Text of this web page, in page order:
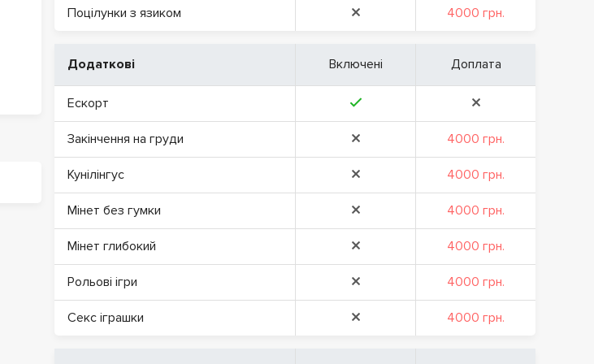
Поцілунки з язиком 4000 грн.
Додаткові Включені Доплата
Ескорт
Закінчення на груди 4000 грн.
Кунілінгус 4000 грн.
Мінет без гумки 4000 грн.
Мінет глибокий 4000 грн.
Рольові ігри 4000 грн.
Секс іграшки 4000 грн.